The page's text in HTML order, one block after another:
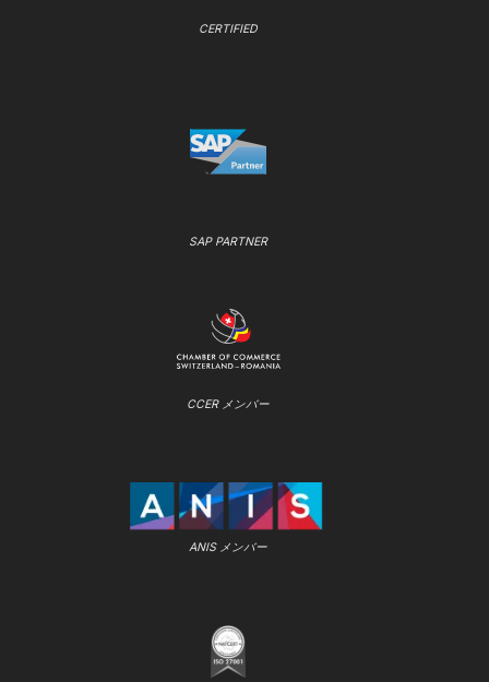
CERTIFIED
SAP PARTNER
CCER メンバー
ANIS メンバー